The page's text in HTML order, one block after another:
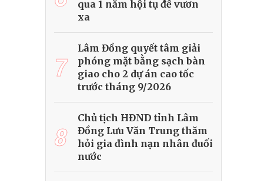
qua 1 năm hội tụ để vươn
xa
7
Lâm Đồng quyết tâm giải
phóng mặt bằng sạch bàn
giao cho 2 dự án cao tốc
trước tháng 9/2026
8
Chủ tịch HĐND tỉnh Lâm
Đồng Lưu Văn Trung thăm
hỏi gia đình nạn nhân đuối
nước